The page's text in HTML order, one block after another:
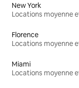
New York
Florence
Miami